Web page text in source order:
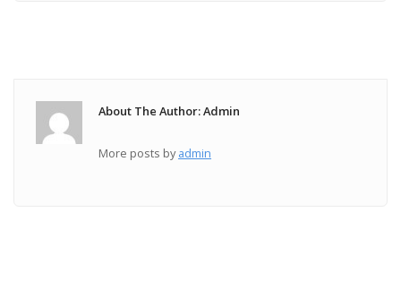
About The Author: Admin
More posts byadmin